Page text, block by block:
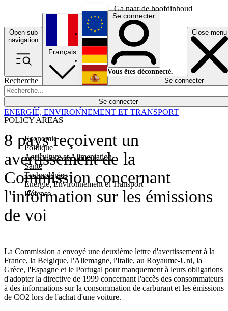
Ga naar de hoofdinhoud
Open sub
navigation
Close menu
Recherche
Se connecter
POLICY AREAS
Economie
Politique
Agriculture et Alimentation
Santé
Technologies
Energie, Environnement et Transport
Défense
Économie
Français
English
Deutsch
Español
Se connecter
Vous êtes déconnecté.
Se connecter
8 pays reçoivent un
avertissement de la
Commission concernant
l'information sur les émissions
de voi
La Commission a envoyé une deuxième lettre d'avertissement à la
France, la Belgique, l'Allemagne, l'Italie, au Royaume-Uni, la
Grèce, l'Espagne et le Portugal pour manquement à leurs obligations
d'adopter la directive de 1999 concernant l'accès des consommateurs
à des informations sur la consommation de carburant et les émissions
de CO2 lors de l'achat d'une voiture.
ENERGIE, ENVIRONNEMENT ET TRANSPORT